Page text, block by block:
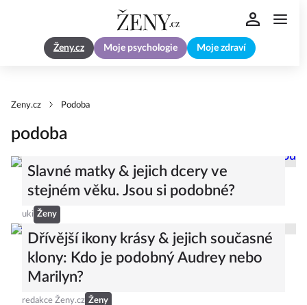
Ženy.cz Moje psychologie Moje zdraví
Zeny.cz Podoba
podoba
Slavné matky & jejich dcery ve
stejném věku. Jsou si podobné?
uki Ženy
Dřívější ikony krásy & jejich současné
klony: Kdo je podobný Audrey nebo
Marilyn?
redakce Ženy.cz Ženy